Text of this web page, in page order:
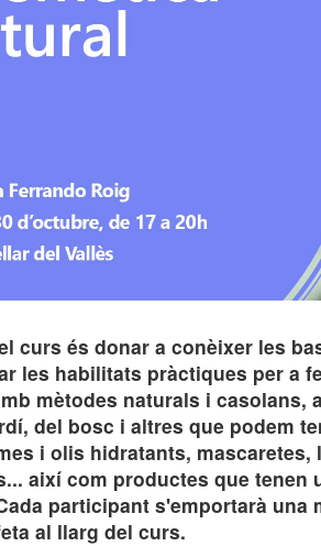
curs és donar a conèixer les
les habilitats pràctiques per a
mètodes naturals i casolans,
del bosc i altres que podem
i olis hidratants, mascaretes,
així com productes que tenen
participant s'emportarà una
al llarg del curs.